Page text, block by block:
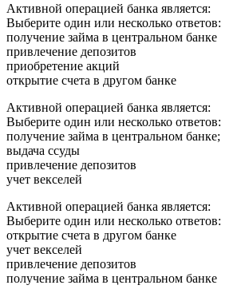
Активной операцией банка является:
Выберите один или несколько ответов:
получение займа в центральном банке
привлечение депозитов
приобретение акций
открытие счета в другом банке
Активной операцией банка является:
Выберите один или несколько ответов:
получение займа в центральном банке;
выдача ссуды
привлечение депозитов
учет векселей
Активной операцией банка является:
Выберите один или несколько ответов:
открытие счета в другом банке
учет векселей
привлечение депозитов
получение займа в центральном банке